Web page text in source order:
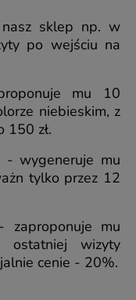
sklep np. w
po wejściu na
mu 10
niebieskim, z
150 zł.
- wygeneruje mu
tylko przez 12
zaproponuje mu
wizyty
cenie - 20%.